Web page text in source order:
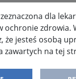
dla
ochronie zdrowia.
że jesteś osobą
zawartych na tej